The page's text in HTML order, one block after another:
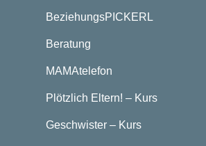
BeziehungsPICKERL
Beratung
MAMAtelefon
Plötzlich Eltern! – Kurs
Geschwister – Kurs